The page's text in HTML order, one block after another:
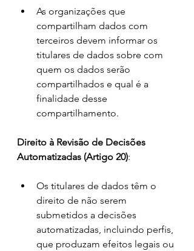
As organizações que
compartilham dados com
terceiros devem informar os
titulares de dados sobre com
quem os dados serão
compartilhados e qual é a
finalidade desse
compartilhamento.
Direito à Revisão de Decisões
Automatizadas (Artigo 20):
Os titulares de dados têm o
direito de não serem
submetidos a decisões
automatizadas, incluindo perfis,
que produzam efeitos legais ou